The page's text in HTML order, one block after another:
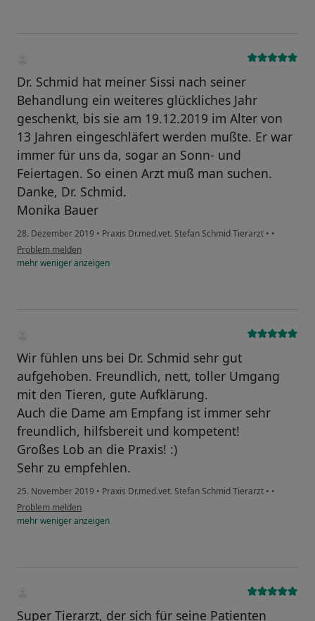
Dr. Schmid hat meiner Sissi nach seiner
Behandlung ein weiteres glückliches Jahr
geschenkt, bis sie am 19.12.2019 im Alter von
13 Jahren eingeschläfert werden mußte. Er war
immer für uns da, sogar an Sonn- und
Feiertagen. So einen Arzt muß man suchen.
Danke, Dr. Schmid.
Monika Bauer
28. Dezember 2019 • Praxis Dr.med.vet. Stefan Schmid Tierarzt • •
Problem melden
mehrwenigeranzeigen
Wir fühlen uns bei Dr. Schmid sehr gut
aufgehoben. Freundlich, nett, toller Umgang
mit den Tieren, gute Aufklärung.
Auch die Dame am Empfang ist immer sehr
freundlich, hilfsbereit und kompetent!
Großes Lob an die Praxis! :)
Sehr zu empfehlen.
25. November 2019 • Praxis Dr.med.vet. Stefan Schmid Tierarzt • •
Problem melden
mehrwenigeranzeigen
Super Tierarzt, der sich für seine Patienten